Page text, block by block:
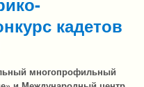
кадетов
многопрофильный